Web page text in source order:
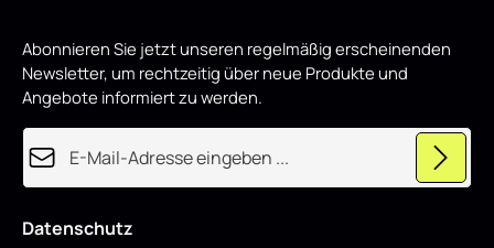
Abonnieren Sie jetzt unseren regelmäßig erscheinenden
Newsletter, um rechtzeitig über neue Produkte und
Angebote informiert zu werden.
E-Mail-Adresse*
Datenschutz